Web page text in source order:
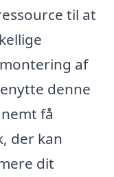
til at
af
denne
få
der kan
dit